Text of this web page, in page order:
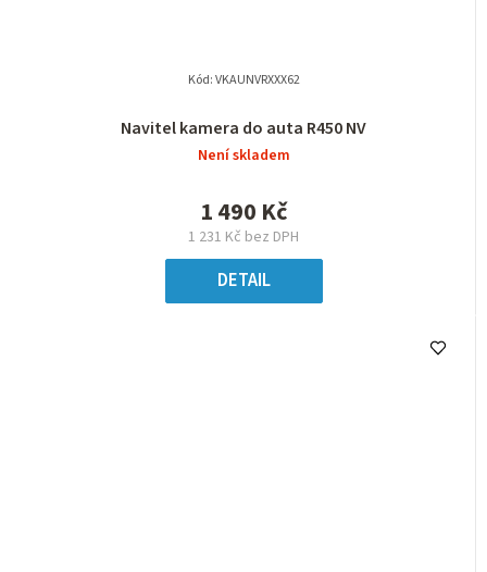
Navitel kamera do auta R450 NV
Není skladem
1 231 Kč bez DPH
1 490 Kč
DETAIL
Kód:VKAUNVRXXX62